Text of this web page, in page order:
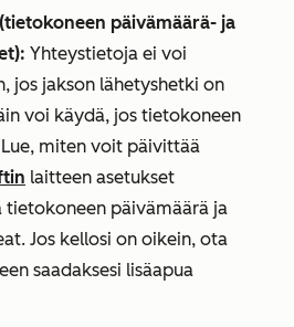
päivämäärä- ja
Yhteystietoja ei voi
jos jakson lähetyshetki on
voi käydä, jos tietokoneen
miten voit päivittää
laitteen asetukset
tietokoneen päivämäärä ja
Jos kellosi on oikein, ota
saadaksesi lisäapua